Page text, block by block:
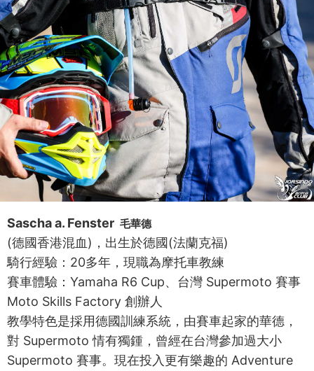
Sascha a. Fenster 毛華德
(德國香港混血)，出生於德國(法蘭克福)
騎行經驗：20多年，現職為摩托車教練
賽車體驗：Yamaha R6 Cup、台灣 Supermoto 賽事
Moto Skills Factory 創辦人
教學特色是採用德國訓練系統，由賽車起家的華德，
對 Supermoto 情有獨鍾，曾經在台灣參加過大小
Supermoto 賽事。現在投入更有樂趣的 Adventure